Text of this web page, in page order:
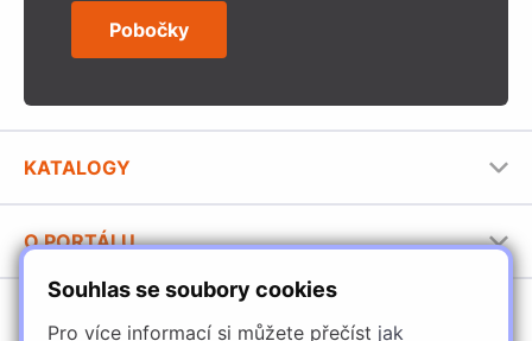
Souhlas se soubory cookies
Pro více informací si můžete přečíst jak
Pobočky
KATALOGY
Stavební katalog Häfele
Brožury Häfele
O PORTÁLU
Provozovatel portálu
Jak používat portál